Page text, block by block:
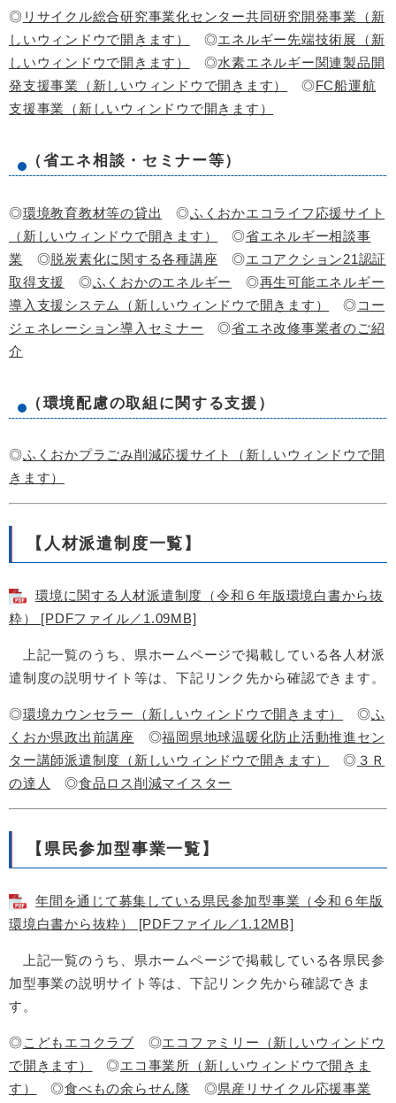
◎ リサイクル総合研究事業化センター共同研究開発事業（新
しいウィンドウで開きます）
◎エネルギー先端技術展（新
しいウィンドウで開きます）
◎水素エネルギー関連製品開
発支援事業（新しいウィンドウで開きます）
◎FC船運航
支援事業（新しいウィンドウで開きます）
（省エネ相談・セミナー等）
◎環境教育教材等の貸出 ◎ふくおかエコライフ応援サイト
（新しいウィンドウで開きます）
◎省エネルギー相談事
業
◎脱炭素化に関する各種講座 ◎エコアクション21認証
取得支援
◎ふくおかのエネルギー ◎再生可能エネルギー
導入支援システム（新しいウィンドウで開きます）
◎コー
ジェネレーション導入セミナー ◎省エネ改修事業者のご紹
介
（環境配慮の取組に関する支援）
◎ふくおかプラごみ削減応援サイト（新しいウィンドウで開
きます）
【人材派遣制度一覧】
環境に関する人材派遣制度（令和６年版環境白書から抜
粋） [PDFファイル／1.09MB]
上記一覧のうち、県ホームページで掲載している各人材派
遣制度の説明サイト等は、下記リンク先から確認できます。
◎環境カウンセラー（新しいウィンドウで開きます） ◎ふ
くおか県政出前講座
◎福岡県地球温暖化防止活動推進セン
ター講師派遣制度​（新しいウィンドウで開きます）
◎ ３Ｒ
の達人
◎食品ロス削減マイスター
【県民参加型事業一覧】
年間を通じて募集している県民参加型事業（令和６年版
環境白書から抜粋） [PDFファイル／1.12MB]
上記一覧のうち、県ホームページで掲載している各県民参
加型事業の説明サイト等は、下記リンク先から確認できま
す。
◎こどもエコクラブ ◎エコファミリー（新しいウィンドウ
で開きます）
◎エコ事業所（新しいウィンドウで開きま
す）
◎食べもの余らせん隊 ◎県産リサイクル応援事業